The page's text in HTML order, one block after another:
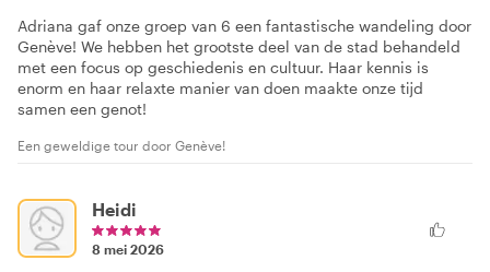
Adriana gaf onze groep van 6 een fantastische wandeling door
Genève! We hebben het grootste deel van de stad behandeld
met een focus op geschiedenis en cultuur. Haar kennis is
enorm en haar relaxte manier van doen maakte onze tijd
samen een genot!
Een geweldige tour door Genève!
Heidi
8 mei 2026